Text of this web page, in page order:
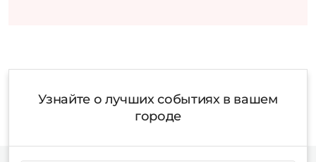
Узнайте о лучших событиях в вашем
городе